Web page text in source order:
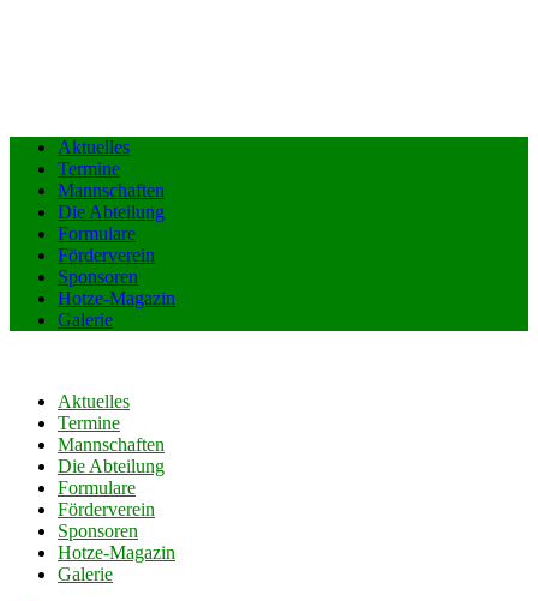
Aktuelles
Termine
Mannschaften
Die Abteilung
Formulare
Förderverein
Sponsoren
Hotze-Magazin
Galerie
Aktuelles
Termine
Mannschaften
Die Abteilung
Formulare
Förderverein
Sponsoren
Hotze-Magazin
Galerie